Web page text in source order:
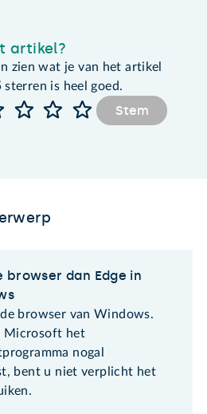
artikel?
zien wat je van het artikel
is heel goed.
Stem
browser dan Edge in
de browser van Windows.
Microsoft het
nogal
bent u niet verplicht het